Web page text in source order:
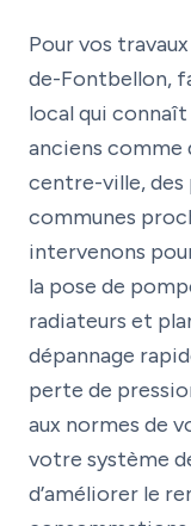
Pour vos
de-Fontbellon,
local qui
anciens comme
centre-ville, des
communes
intervenons
la pose de
radiateurs et
dépannage
perte de
aux normes de
votre système
d’améliorer le